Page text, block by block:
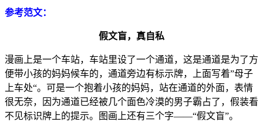
参考范文：
假文盲，真自私
漫画上是一个车站，车站里设了一个通道，这是通道是为了方
便带小孩的妈妈候车的，通道旁边有标示牌，上面写着”母子
上车处“。可是一个抱着小孩的妈妈，站在通道的外面，表情
很无奈，因为通道已经被几个面色冷漠的男子霸占了，假装看
不见标识牌上的提示。图画上还有三个字——“假文盲”。